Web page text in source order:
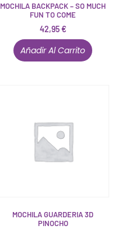
MOCHILA BACKPACK – SO MUCH
FUN TO COME
42,95€
Añadir Al Carrito
MOCHILA GUARDERIA 3D
PINOCHO